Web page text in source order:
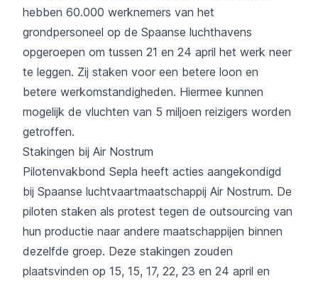
hebben 60.000 werknemers van het
grondpersoneel op de Spaanse luchthavens
opgeroepen om tussen 21 en 24 april het werk neer
te leggen. Zij staken voor een betere loon en
betere werkomstandigheden. Hiermee kunnen
mogelijk de vluchten van 5 miljoen reizigers worden
getroffen.
Stakingen bij Air Nostrum
Pilotenvakbond Sepla heeft acties aangekondigd
bij Spaanse luchtvaartmaatschappij Air Nostrum. De
piloten staken als protest tegen de outsourcing van
hun productie naar andere maatschappijen binnen
dezelfde groep. Deze stakingen zouden
plaatsvinden op 15, 15, 17, 22, 23 en 24 april en